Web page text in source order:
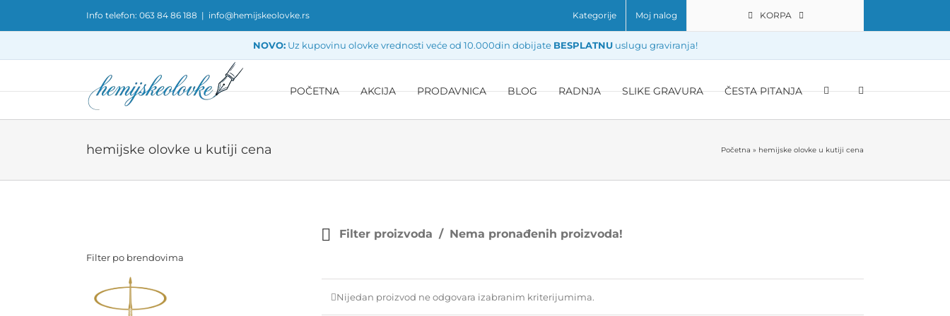
content
Info telefon: 063 84 86 188 | info@hemijskeolovke.rs Kategorije Moj nalog KORPA
NOVO:Uz kupovinu olovke vrednosti veće od 10.000din dobijate BESPLATNUuslugu graviranja!
POČETNA AKCIJA PRODAVNICA BLOG RADNJA SLIKE GRAVURA ČESTA PITANJA
hemijske olovke u kutiji cena Početna » hemijske olovke u kutiji cena
Filter proizvoda Nema pronađenih proizvoda!
Nijedan proizvod ne odgovara izabranim kriterijumima.
Filter po brendovima